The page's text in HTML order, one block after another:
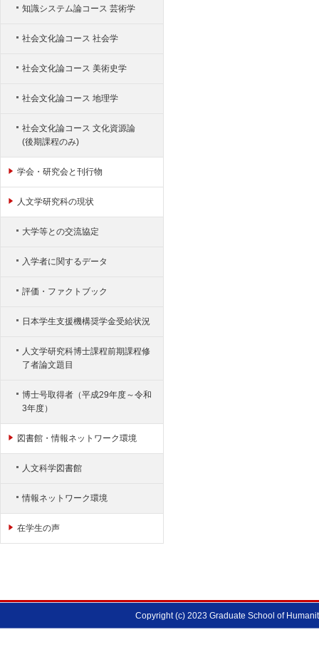
知識システム論コース 芸術学
社会文化論コース 社会学
社会文化論コース 美術史学
社会文化論コース 地理学
社会文化論コース 文化資源論
(後期課程のみ)
学会・研究会と刊行物
人文学研究科の現状
大学等との交流協定
入学者に関するデータ
評価・ファクトブック
日本学生支援機構奨学金受給状況
人文学研究科博士課程前期課程修
了者論文題目
博士号取得者（平成29年度～令和
3年度）
図書館・情報ネットワーク環境
人文科学図書館
情報ネットワーク環境
在学生の声
Copyright (c) 2023 Graduate School of